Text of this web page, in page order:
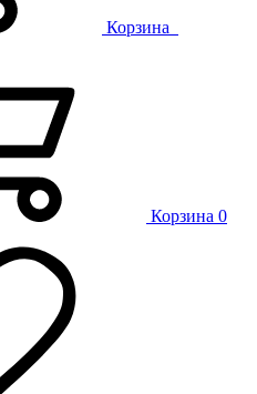
Корзина
Корзина 0